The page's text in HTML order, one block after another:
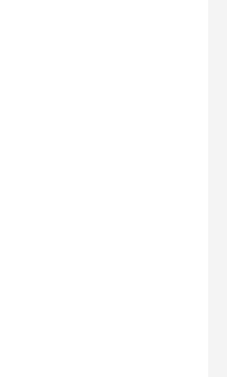
向甲方支付违约
有权解除本协议，
时乙方应按照移
行妥善保管和使
施设备；或未按
服务合同约定履
受损失的，乙方
照甲方实际损失
修复费用、因纠